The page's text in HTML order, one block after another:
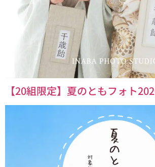
【20組限定】夏のともフォト